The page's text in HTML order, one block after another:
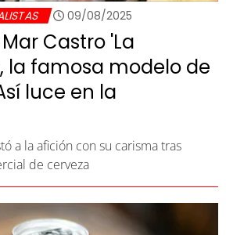
09/08/2025
Castro 'La
la famosa modelo de
luce en la
a la afición con su carisma tras
de cerveza